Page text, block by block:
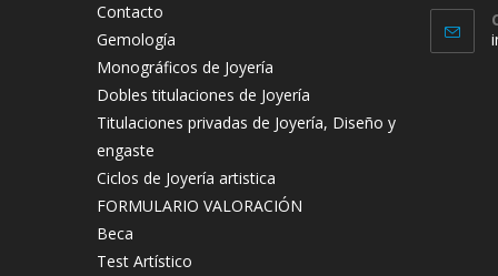
Contacto
Gemología
Monográficos de Joyería
Dobles titulaciones de Joyería
Titulaciones privadas de Joyería, Diseño y
engaste
Ciclos de Joyería artistica
FORMULARIO VALORACIÓN
Beca
Test Artístico